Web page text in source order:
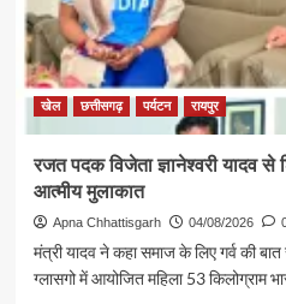
की
पहल
से
सरगुजा
संभाग
श्रद्धालु
भारत
गौरव
ट्रेन
से
रामलला
खेल छत्तीसगढ़ पर्यटन रायपुर
रजत पदक विजेता ज्ञानेश्वरी यादव से
आत्मीय मुलाकात
Apna Chhattisgarh 04/08/2026
मंत्री यादव ने कहा समाज के लिए गर्व की
ग्लासगो में आयोजित महिला 53 किलोग्राम